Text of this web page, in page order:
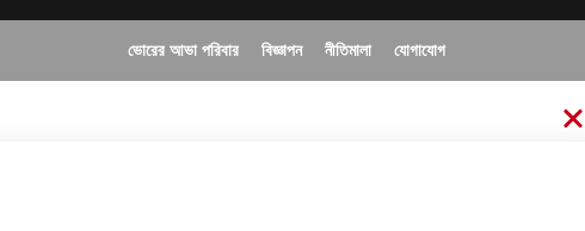
ভোরের আভা পরিবার বিজ্ঞাপন নীতিমালা যোগাযোগ